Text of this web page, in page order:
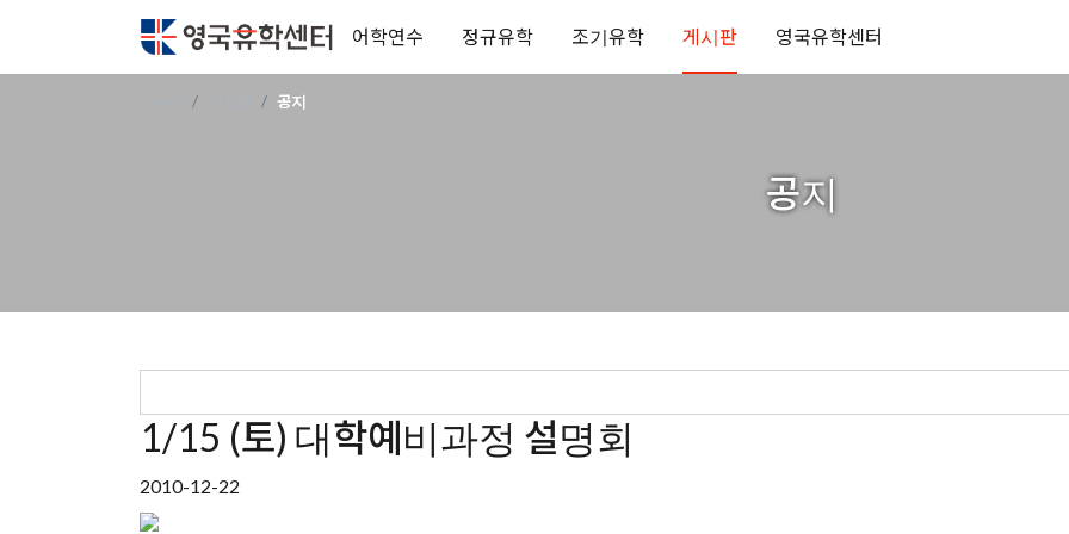
어학연수 정규유학 조기유학 게시판 영국유학센터
공지
공지
1/15 (토) 대학예비과정 설명회
2010-12-22